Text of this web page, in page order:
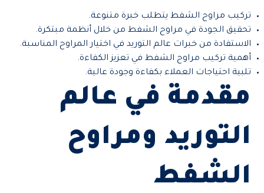
تركيب مراوح الشفط يتطلب خبرة متنوعة.
تحقيق الجودة في مراوح الشفط من خلال أنظمة مبتكرة.
الاستفادة من خبرات عالم التوريد في اختيار المراوح المناسبة.
أهمية تركيب مراوح الشفط في تعزيز الكفاءة.
تلبية احتياجات العملاء بكفاءة وجودة عالية.
مقدمة في عالم
التوريد ومراوح
الشفط